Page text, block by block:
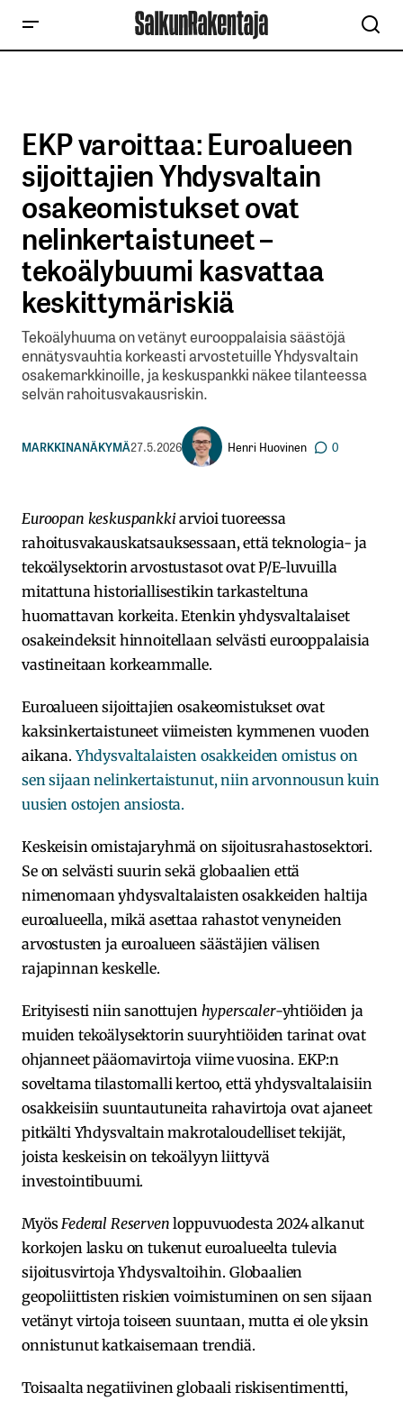
EKP varoittaa: Euroalueen
sijoittajien Yhdysvaltain
osakeomistukset ovat
nelinkertaistuneet –
tekoälybuumi kasvattaa
keskittymäriskiä
Tekoälyhuuma on vetänyt eurooppalaisia säästöjä
ennätysvauhtia korkeasti arvostetuille Yhdysvaltain
osakemarkkinoille, ja keskuspankki näkee tilanteessa
selvän rahoitusvakausriskin.
MARKKINANÄKYMÄ27.5.2026 Henri Huovinen 0
Euroopan keskuspankkiarvioi tuoreessa
rahoitusvakauskatsauksessaan, että teknologia- ja
tekoälysektorin arvostustasot ovat P/E-luvuilla
mitattuna historiallisestikin tarkasteltuna
huomattavan korkeita. Etenkin yhdysvaltalaiset
osakeindeksit hinnoitellaan selvästi eurooppalaisia
vastineitaan korkeammalle.
Euroalueen sijoittajien osakeomistukset ovat
kaksinkertaistuneet viimeisten kymmenen vuoden
aikana.Yhdysvaltalaisten osakkeiden omistus on
sen sijaan nelinkertaistunut, niin arvonnousun kuin
uusien ostojen ansiosta.
Keskeisin omistajaryhmä on sijoitusrahastosektori.
Se on selvästi suurin sekä globaalien että
nimenomaan yhdysvaltalaisten osakkeiden haltija
euroalueella, mikä asettaa rahastot venyneiden
arvostusten ja euroalueen säästäjien välisen
rajapinnan keskelle.
Erityisesti niin sanottujen hyperscaler-yhtiöiden ja
muiden tekoälysektorin suuryhtiöiden tarinat ovat
ohjanneet pääomavirtoja viime vuosina. EKP:n
soveltama tilastomalli kertoo, että yhdysvaltalaisiin
osakkeisiin suuntautuneita rahavirtoja ovat ajaneet
pitkälti Yhdysvaltain makrotaloudelliset tekijät,
joista keskeisin on tekoälyyn liittyvä
investointibuumi.
Myös Federal Reserven loppuvuodesta 2024 alkanut
korkojen lasku on tukenut euroalueelta tulevia
sijoitusvirtoja Yhdysvaltoihin. Globaalien
geopoliittisten riskien voimistuminen on sen sijaan
vetänyt virtoja toiseen suuntaan, mutta ei ole yksin
onnistunut katkaisemaan trendiä.
Toisaalta negatiivinen globaali riskisentimentti,